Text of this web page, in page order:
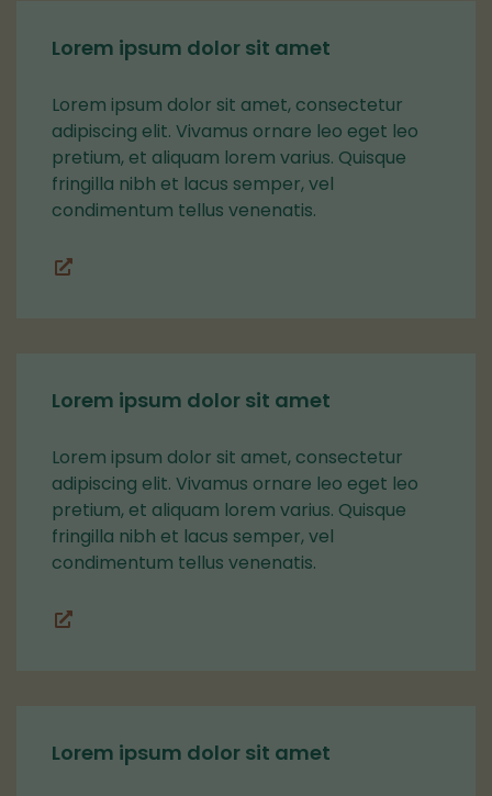
Lorem ipsum dolor sit amet
Lorem ipsum dolor sit amet, consectetur
adipiscing elit. Vivamus ornare leo eget leo
pretium, et aliquam lorem varius. Quisque
fringilla nibh et lacus semper, vel
condimentum tellus venenatis.
Lohkot
Lorem ipsum dolor sit amet
Lorem ipsum dolor sit amet, consectetur
adipiscing elit. Vivamus ornare leo eget leo
pretium, et aliquam lorem varius. Quisque
fringilla nibh et lacus semper, vel
condimentum tellus venenatis.
Lohkot
Lorem ipsum dolor sit amet